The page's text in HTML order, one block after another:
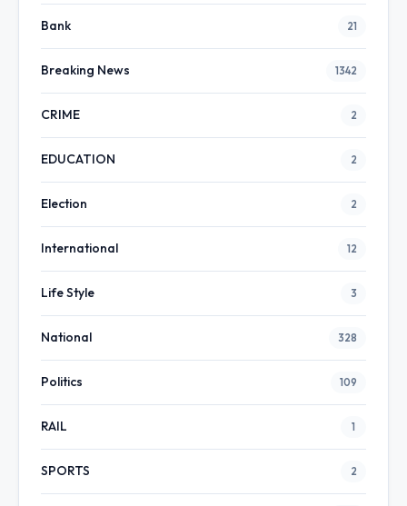
Bank 21
Breaking News 1342
CRIME 2
EDUCATION 2
Election 2
International 12
Life Style 3
National 328
Politics 109
RAIL 1
SPORTS 2